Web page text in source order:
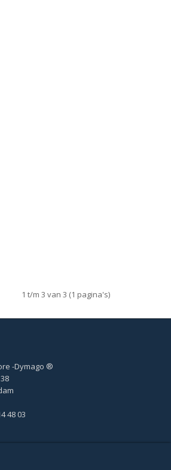
1 t/m 3 van 3 (1 pagina's)
-Dymago ®
48 03